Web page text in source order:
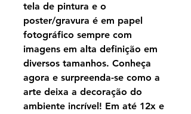
tela de pintura e o
poster/gravura é em papel
fotográfico sempre com
imagens em alta definição em
diversos tamanhos. Conheça
agora e surpreenda-se como a
arte deixa a decoração do
ambiente incrível! Em até 12x e